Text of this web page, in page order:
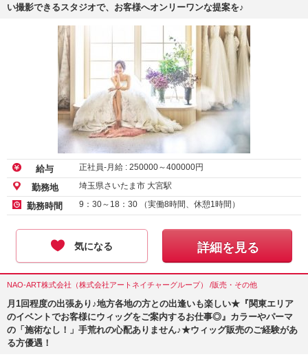
い撮影できるスタジオで、お客様へオンリーワンな提案を♪
給与 正社員-月給 : 250000～400000円
勤務地 埼玉県さいたま市 大宮駅
勤務時間 9：30～18：30 （実働8時間、休憩1時間）
気になる 詳細を見る
NAO-ART株式会社（株式会社アートネイチャーグループ） /販売・その他
月1回程度の出張あり♪地方各地の方との出逢いも楽しい★『関東エリア
のイベントでお客様にウィッグをご案内するお仕事◎』カラーやパーマ
の「施術なし！」手荒れの心配ありません♪★ウィッグ販売のご経験があ
る方優遇！